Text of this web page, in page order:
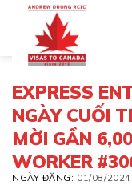
content
EXPRESS
NGÀY CUỐI
MỜI GẦN
WORKER
NGÀY ĐĂNG: 01/08/2024